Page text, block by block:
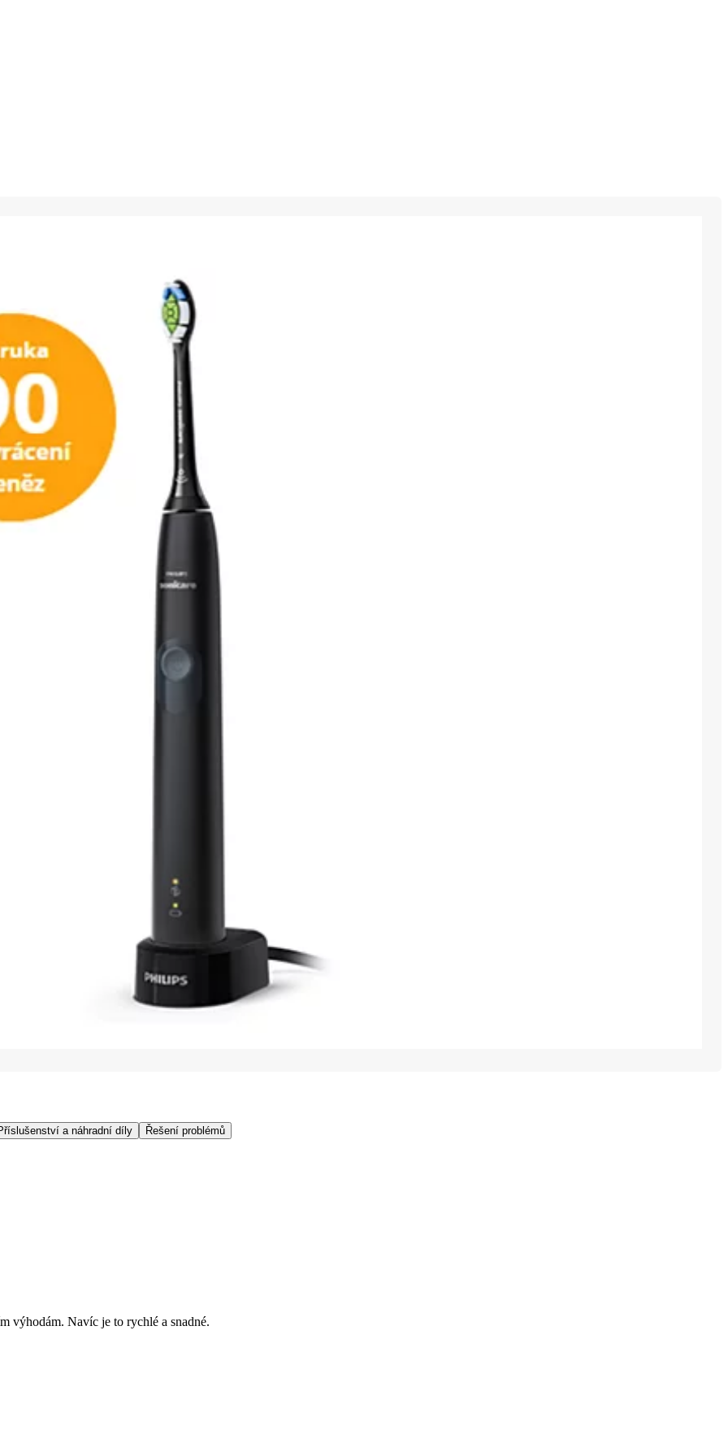
a náhradní díly Řešení problémů
výhodám. Navíc je to rychlé a snadné.